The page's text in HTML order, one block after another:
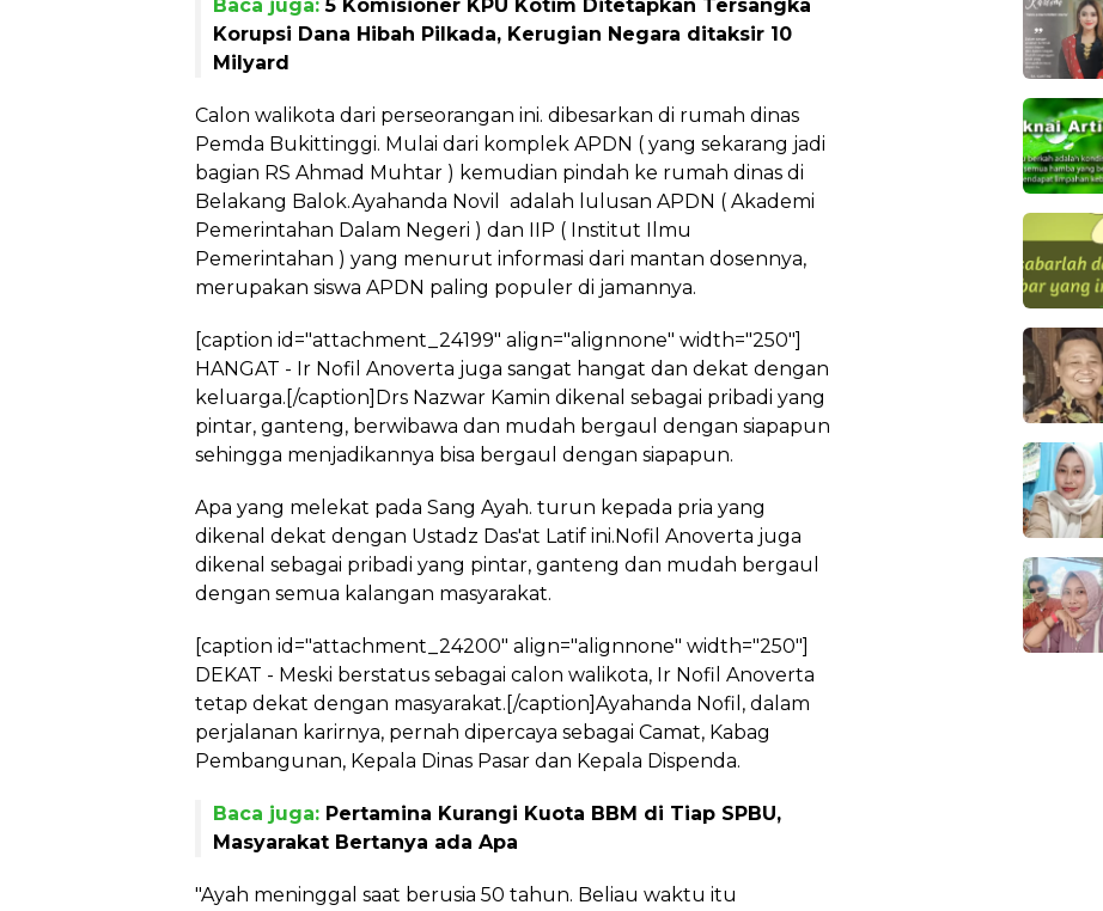
Baca juga:5 Komisioner KPU Kotim Ditetapkan Tersangka
Korupsi Dana Hibah Pilkada, Kerugian Negara ditaksir 10
Milyard
Calon walikota dari perseorangan ini. dibesarkan di rumah dinas
Pemda Bukittinggi. Mulai dari komplek APDN ( yang sekarang jadi
bagian RS Ahmad Muhtar ) kemudian pindah ke rumah dinas di
Belakang Balok.Ayahanda Novil adalah lulusan APDN ( Akademi
Pemerintahan Dalam Negeri ) dan IIP ( Institut Ilmu
Pemerintahan ) yang menurut informasi dari mantan dosennya,
merupakan siswa APDN paling populer di jamannya.
[caption id="attachment_24199" align="alignnone" width="250"]
HANGAT - Ir Nofil Anoverta juga sangat hangat dan dekat dengan
keluarga.[/caption]Drs Nazwar Kamin dikenal sebagai pribadi yang
pintar, ganteng, berwibawa dan mudah bergaul dengan siapapun
sehingga menjadikannya bisa bergaul dengan siapapun.
Apa yang melekat pada Sang Ayah. turun kepada pria yang
dikenal dekat dengan Ustadz Das'at Latif ini.Nofil Anoverta juga
dikenal sebagai pribadi yang pintar, ganteng dan mudah bergaul
dengan semua kalangan masyarakat.
[caption id="attachment_24200" align="alignnone" width="250"]
DEKAT - Meski berstatus sebagai calon walikota, Ir Nofil Anoverta
tetap dekat dengan masyarakat.[/caption]Ayahanda Nofil, dalam
perjalanan karirnya, pernah dipercaya sebagai Camat, Kabag
Pembangunan, Kepala Dinas Pasar dan Kepala Dispenda.
Baca juga: Pertamina Kurangi Kuota BBM di Tiap SPBU,
Masyarakat Bertanya ada Apa
"Ayah meninggal saat berusia 50 tahun. Beliau waktu itu